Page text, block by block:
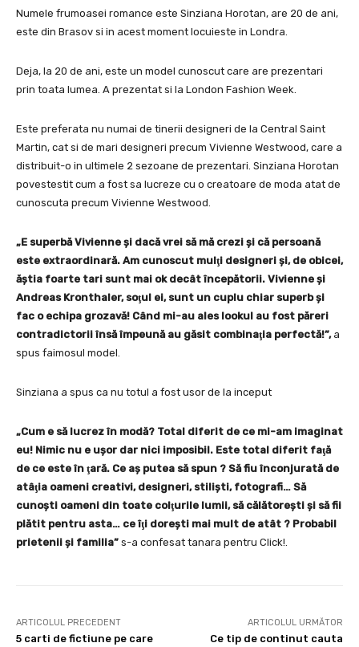
Numele frumoasei romance este Sinziana Horotan, are 20 de ani,
este din Brasov si in acest moment locuieste in Londra.
Deja, la 20 de ani, este un model cunoscut care are prezentari
prin toata lumea. A prezentat si la London Fashion Week.
Este preferata nu numai de tinerii designeri de la Central Saint
Martin, cat si de mari designeri precum Vivienne Westwood, care a
distribuit-o in ultimele 2 sezoane de prezentari. Sinziana Horotan
povestestit cum a fost sa lucreze cu o creatoare de moda atat de
cunoscuta precum Vivienne Westwood.
„E superbă Vivienne şi dacă vrei să mă crezi şi că persoană
este extraordinară. Am cunoscut mulţi designeri şi, de obicei,
ăştia foarte tari sunt mai ok decât începătorii. Vivienne şi
Andreas Kronthaler, soţul ei, sunt un cuplu chiar superb şi
fac o echipa grozavă! Când mi-au ales lookul au fost păreri
contradictorii însă împeună au găsit combinaţia perfectă!”,a
spus faimosul model.
Sinziana a spus ca nu totul a fost usor de la inceput
„Cum e să lucrez în modă? Total diferit de ce mi-am imaginat
eu! Nimic nu e uşor dar nici imposibil. Este total diferit faţă
de ce este în ţară. Ce aş putea să spun ? Să fiu înconjurată de
atâţia oameni creativi, designeri, stilişti, fotografi… Să
cunoşti oameni din toate colţurile lumii, să călătoreşti şi să fii
plătit pentru asta… ce îţi doreşti mai mult de atât ? Probabil
prietenii şi familia” s-a confesat tanara pentru Click!.
ARTICOLUL PRECEDENT
5 carti de fictiune pe care
ARTICOLUL URMĂTOR
Ce tip de continut cauta